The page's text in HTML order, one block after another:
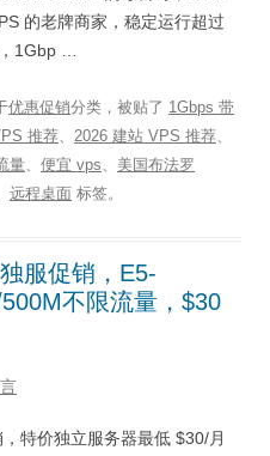
的老牌商家，稳定运行超过
1Gbp …
优惠促销分类，被贴了 1Gbps 带
推荐、 2026 建站 VPS 推荐、
量、 便宜 vps、 美国布法罗
远程桌面 标签。
服促销，E5-
不限流量，$30
特价独立服务器最低 $30/月